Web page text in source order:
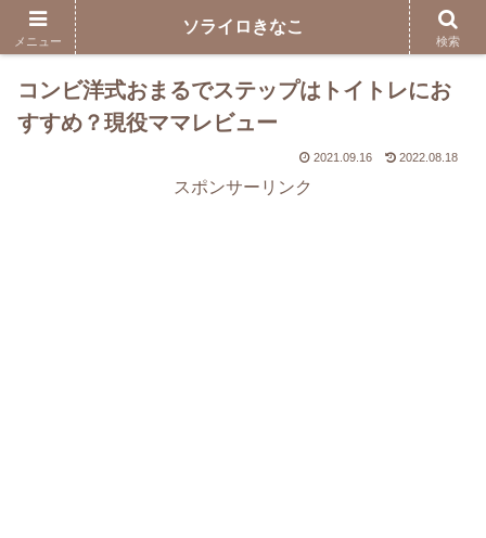
コンビ洋式おまるでステップはトイトレにお
すすめ？現役ママレビュー
2021.09.16 2022.08.18
スポンサーリンク
メニュー
ソライロきなこ
検索